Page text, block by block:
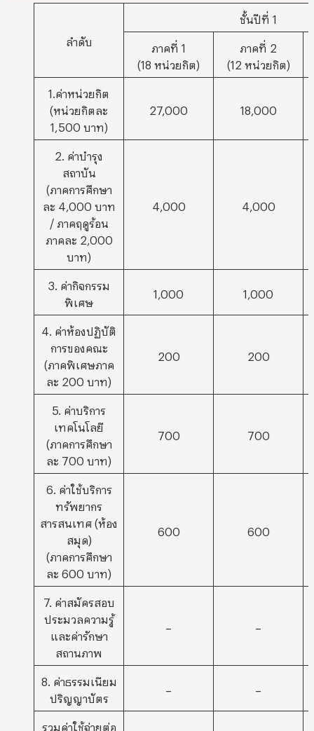
ลำดับ
ชั้นปีที่ 1
ภาคที่ 1
(18 หน่วยกิต)
ภาคที่ 2
(12 หน่วยกิต)
1.ค่าหน่วยกิต
(หน่วยกิตละ
1,500 บาท)
27,000 18,000
2. ค่าบำรุง
สถาบัน
(ภาคการศึกษา
ละ 4,000 บาท
/ ภาคฤดูร้อน
ภาคละ 2,000
บาท)
4,000 4,000
3. ค่ากิจกรรม
พิเศษ
1,000 1,000
4. ค่าห้องปฏิบัติ
การของคณะ
(ภาคพิเศษภาค
ละ 200 บาท)
200 200
5. ค่าบริการ
เทคโนโลยี
(ภาคการศึกษา
ละ 700 บาท)
700 700
6. ค่าใช้บริการ
ทรัพยากร
สารสนเทศ (ห้อง
สมุด)
(ภาคการศึกษา
ละ 600 บาท)
600 600
7. ค่าสมัครสอบ
ประมวลความรู้
และค่ารักษา
สถานภาพ
8. ค่าธรรมเนียม
ปริญญาบัตร
รวมค่าใช้จ่ายต่อ